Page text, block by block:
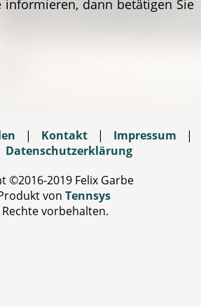
informieren, dann betätigen Sie
| Kontakt | Impressum
|
Datenschutzerklärung
©2016-2019 Felix Garbe
von Tennsys
Rechte vorbehalten.